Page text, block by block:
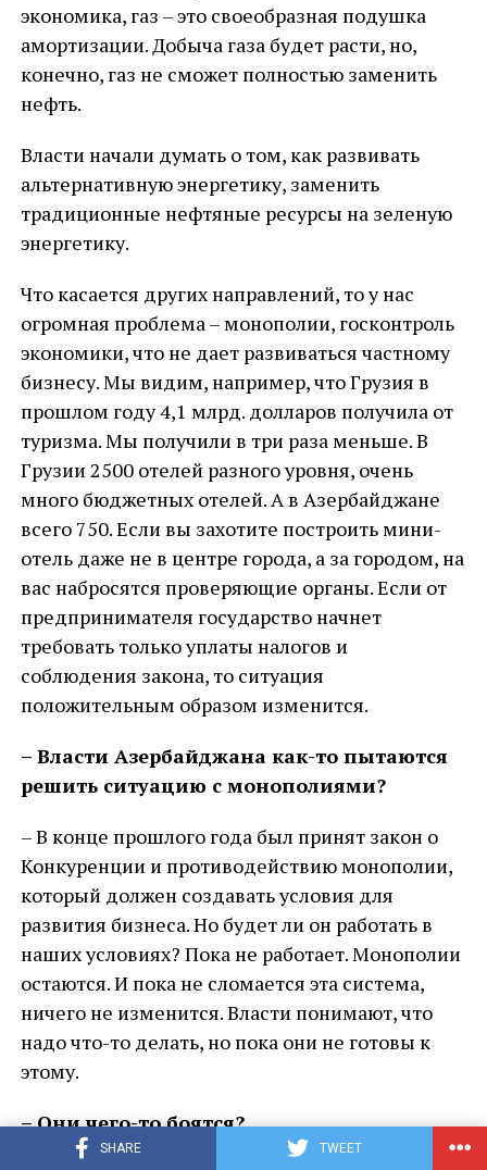
SHARE TWEET
экономика, газ – это своеобразная подушка
амортизации. Добыча газа будет расти, но,
конечно, газ не сможет полностью заменить
нефть.
Власти начали думать о том, как развивать
альтернативную энергетику, заменить
традиционные нефтяные ресурсы на зеленую
энергетику.
Что касается других направлений, то у нас
огромная проблема – монополии, госконтроль
экономики, что не дает развиваться частному
бизнесу. Мы видим, например, что Грузия в
прошлом году 4,1 млрд. долларов получила от
туризма. Мы получили в три раза меньше. В
Грузии 2500 отелей разного уровня, очень
много бюджетных отелей. А в Азербайджане
всего 750. Если вы захотите построить мини-
отель даже не в центре города, а за городом, на
вас набросятся проверяющие органы. Если от
предпринимателя государство начнет
требовать только уплаты налогов и
соблюдения закона, то ситуация
положительным образом изменится.
– Власти Азербайджана как-то пытаются
решить ситуацию с монополиями?
– В конце прошлого года был принят закон о
Конкуренции и противодействию монополии,
который должен создавать условия для
развития бизнеса. Но будет ли он работать в
наших условиях? Пока не работает. Монополии
остаются. И пока не сломается эта система,
ничего не изменится. Власти понимают, что
надо что-то делать, но пока они не готовы к
этому.
– Они чего-то боятся?